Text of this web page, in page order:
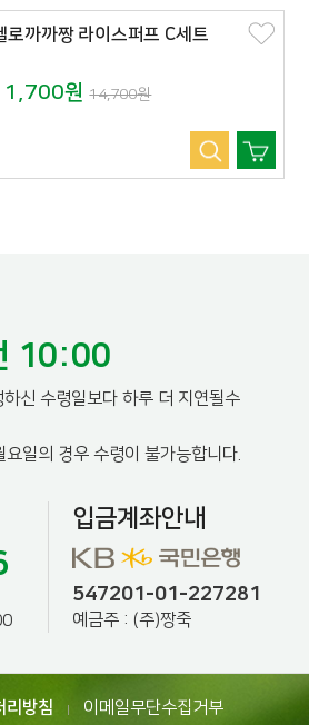
로까까짱 라이스퍼프 C세트
원14,700원
10:00
신 수령일보다 하루 더 지연될수
일의 경우 수령이 불가능합니다.
입금계좌안내
547201-01-227281
예금주 : (주)짱죽
리방침 이메일무단수집거부